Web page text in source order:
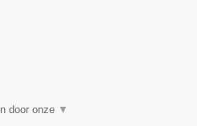
door onze ▼